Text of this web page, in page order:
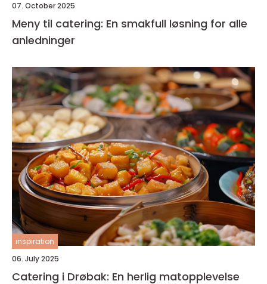
07. October 2025
Meny til catering: En smakfull løsning for alle
anledninger
inspiration
06. July 2025
Catering i Drøbak: En herlig matopplevelse